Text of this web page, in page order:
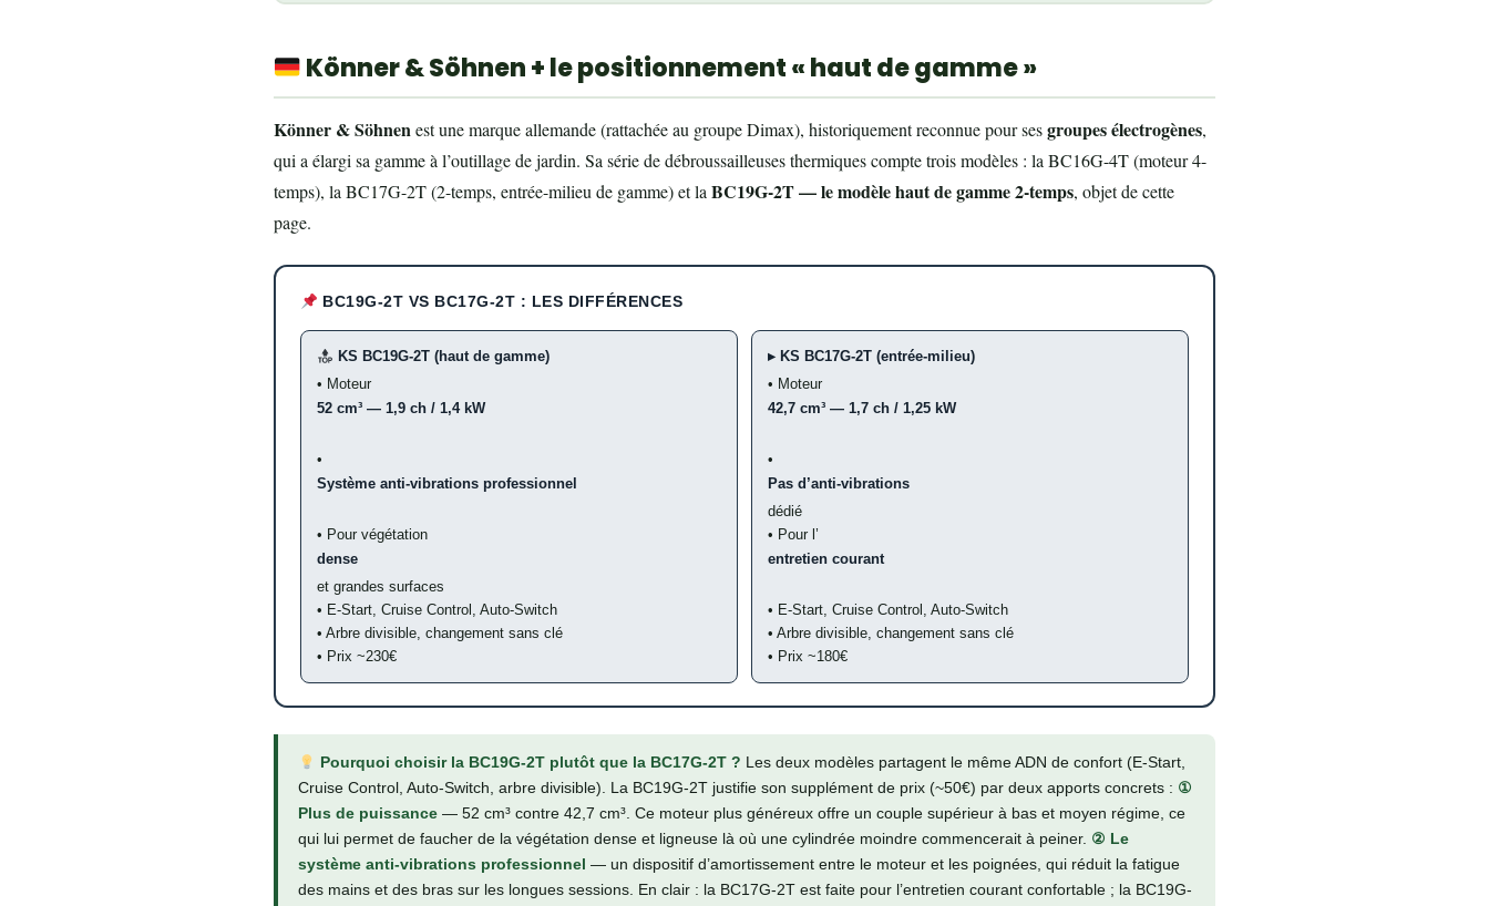
Könner & Söhnen + le positionnement « haut de gamme »
Könner & Söhnenest une marque allemande (rattachée au groupe Dimax), historiquement reconnue pour sesgroupes électrogènes,
qui a élargi sa gamme à l’outillage de jardin. Sa série de débroussailleuses thermiques compte trois modèles : la BC16G-4T (moteur 4-
temps), la BC17G-2T (2-temps, entrée-milieu de gamme) et laBC19G-2T — le modèle haut de gamme 2-temps, objet de cette
page.
BC19G-2T VS BC17G-2T : LES DIFFÉRENCES
KS BC19G-2T (haut de gamme)
• Moteur
52 cm³ — 1,9 ch / 1,4 kW
•
Système anti-vibrations professionnel
• Pour végétation
dense
et grandes surfaces
• E-Start, Cruise Control, Auto-Switch
• Arbre divisible, changement sans clé
• Prix ~230€
▸ KS BC17G-2T (entrée-milieu)
• Moteur
42,7 cm³ — 1,7 ch / 1,25 kW
•
Pas d’anti-vibrations
dédié
• Pour l’
entretien courant
• E-Start, Cruise Control, Auto-Switch
• Arbre divisible, changement sans clé
• Prix ~180€
Pourquoi choisir la BC19G-2T plutôt que la BC17G-2T ? Les deux modèles partagent le même ADN de confort (E-Start,
Cruise Control, Auto-Switch, arbre divisible). La BC19G-2T justifie son supplément de prix (~50€) par deux apports concrets : ①
Plus de puissance— 52 cm³ contre 42,7 cm³. Ce moteur plus généreux offre un couple supérieur à bas et moyen régime, ce
qui lui permet de faucher de la végétation dense et ligneuse là où une cylindrée moindre commencerait à peiner. ② Le
système anti-vibrations professionnel — un dispositif d’amortissement entre le moteur et les poignées, qui réduit la fatigue
des mains et des bras sur les longues sessions. En clair : la BC17G-2T est faite pour l’entretien courant confortable ; la BC19G-